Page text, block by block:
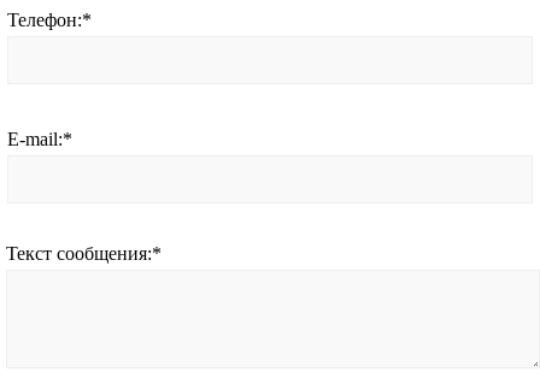
Телефон:*
E-mail:*
Текст сообщения:*